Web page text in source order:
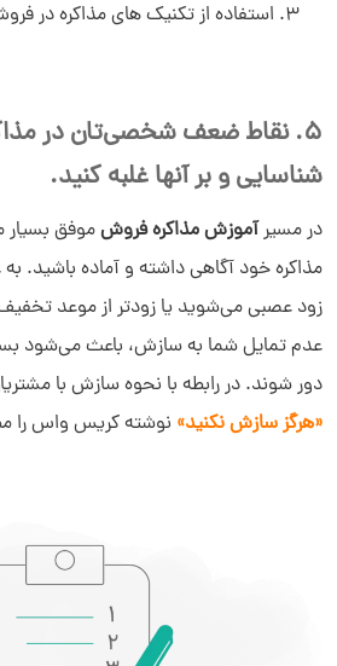
استفاده از تکنیک‌ های مذاکره در
5. نقاط ضعف شخصی‌تان در
شناسایی و بر آنها غلبه کنید.
در مسیرآموزش مذاکره فروشموفق
مذاکره خود آگاهی داشته و آماده باشید.
زود عصبی می‌شوید یا زودتر از موعد
عدم تمایل شما به سازش، باعث می‌شود
دور شوند. در رابطه با نحوه سازش با
«هرگز سازش نکنید» نوشته کریس واس را